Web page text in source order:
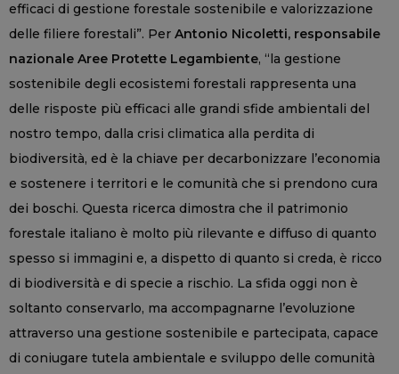
efficaci di gestione forestale sostenibile e valorizzazione
delle filiere forestali”. Per Antonio Nicoletti, responsabile
nazionale Aree Protette Legambiente, “la gestione
sostenibile degli ecosistemi forestali rappresenta una
delle risposte più efficaci alle grandi sfide ambientali del
nostro tempo, dalla crisi climatica alla perdita di
biodiversità, ed è la chiave per decarbonizzare l’economia
e sostenere i territori e le comunità che si prendono cura
dei boschi. Questa ricerca dimostra che il patrimonio
forestale italiano è molto più rilevante e diffuso di quanto
spesso si immagini e, a dispetto di quanto si creda, è ricco
di biodiversità e di specie a rischio. La sfida oggi non è
soltanto conservarlo, ma accompagnarne l’evoluzione
attraverso una gestione sostenibile e partecipata, capace
di coniugare tutela ambientale e sviluppo delle comunità